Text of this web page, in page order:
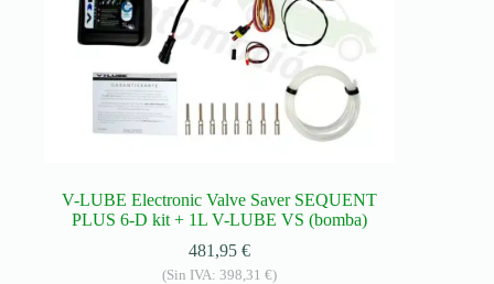
V-LUBE Electronic Valve Saver SEQUENT
PLUS 6-D kit + 1L V-LUBE VS (bomba)
481,95€
(Sin IVA:398,31€)